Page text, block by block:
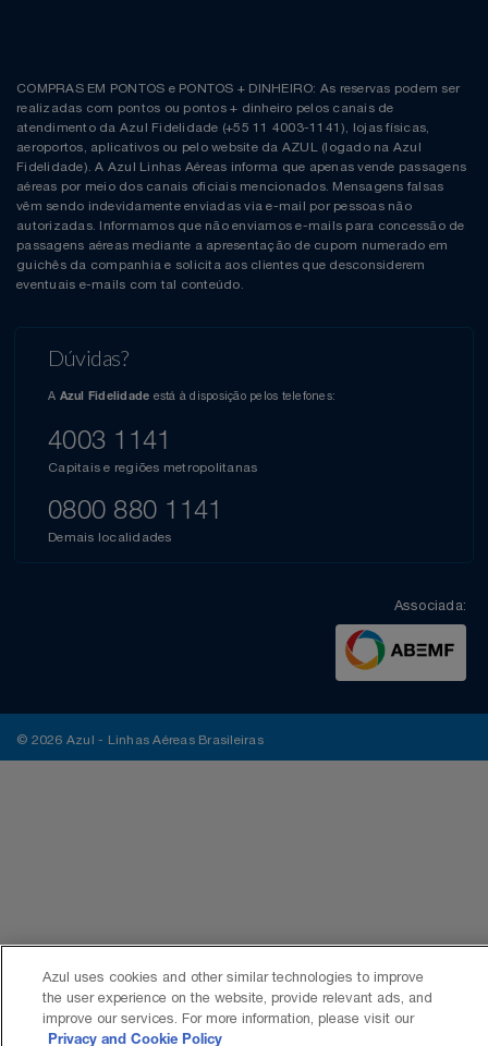
COMPRAS EM PONTOS e PONTOS + DINHEIRO: As reservas podem ser
realizadas com pontos ou pontos + dinheiro pelos canais de
atendimento da Azul Fidelidade (+55 11 4003-1141), lojas físicas,
aeroportos, aplicativos ou pelo website da AZUL (logado na Azul
Fidelidade). A Azul Linhas Aéreas informa que apenas vende passagens
aéreas por meio dos canais oficiais mencionados. Mensagens falsas
vêm sendo indevidamente enviadas via e-mail por pessoas não
autorizadas. Informamos que não enviamos e-mails para concessão de
passagens aéreas mediante a apresentação de cupom numerado em
guichês da companhia e solicita aos clientes que desconsiderem
eventuais e-mails com tal conteúdo.
Dúvidas?
A Azul Fidelidade está à disposição pelos telefones:
4003 1141
Capitais e regiões metropolitanas
0800 880 1141
Demais localidades
Associada:
© 2026 Azul - Linhas Aéreas Brasileiras
Azul uses cookies and other similar technologies to improve
the user experience on the website, provide relevant ads, and
improve our services. For more information, please visit our
Privacy and Cookie Policy